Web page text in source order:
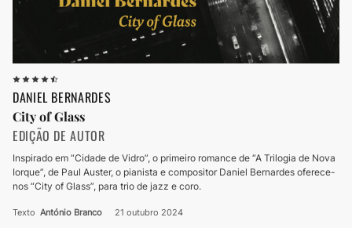
DANIEL BERNARDES
City of Glass
EDIÇÃO DE AUTOR
Inspirado em “Cidade de Vidro”, o primeiro romance de “A Trilogia de Nova
Iorque”, de Paul Auster, o pianista e compositor Daniel Bernardes oferece-
nos “City of Glass”, para trio de jazz e coro.
Texto António Branco 21 outubro 2024